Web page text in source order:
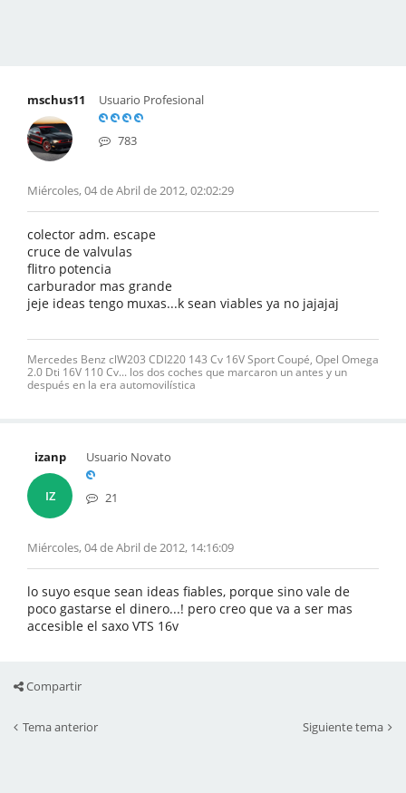
mschus11 Usuario Profesional
783
Miércoles, 04 de Abril de 2012, 02:02:29
colector adm. escape
cruce de valvulas
flitro potencia
carburador mas grande
jeje ideas tengo muxas...k sean viables ya no jajajaj
Mercedes Benz clW203 CDI220 143 Cv 16V Sport Coupé, Opel Omega
2.0 Dti 16V 110 Cv... los dos coches que marcaron un antes y un
después en la era automovilística
izanp
IZ
Usuario Novato
21
Miércoles, 04 de Abril de 2012, 14:16:09
lo suyo esque sean ideas fiables, porque sino vale de
poco gastarse el dinero...! pero creo que va a ser mas
accesible el saxo VTS 16v
Compartir
Tema anterior Siguiente tema